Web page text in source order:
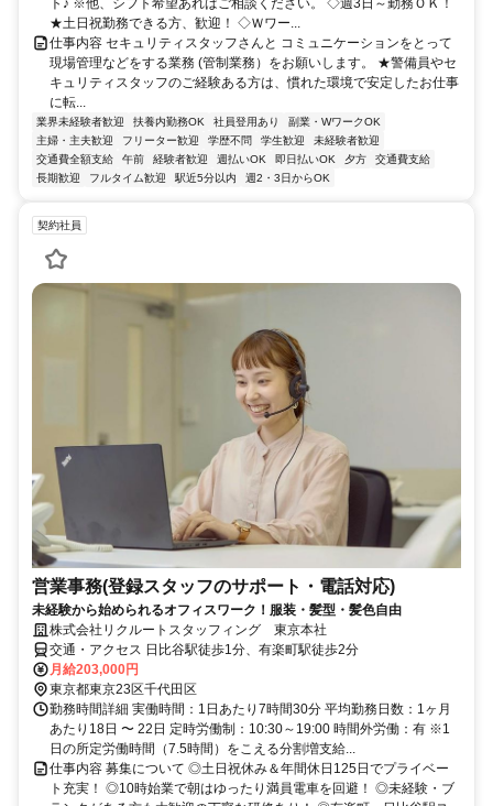
ト♪ ※他、シフト希望あればご相談ください。 ◇週3日～勤務ＯＫ！
★土日祝勤務できる方、歓迎！ ◇Ｗワー...
仕事内容 セキュリティスタッフさんと コミュニケーションをとって
現場管理などをする業務 (管制業務）をお願いします。 ★警備員やセ
キュリティスタッフのご経験ある方は、慣れた環境で安定したお仕事
に転...
業界未経験者歓迎 扶養内勤務OK 社員登用あり
副業・WワークOK
主婦・主夫歓迎
フリーター歓迎 学歴不問 学生歓迎
未経験者歓迎
交通費全額支給
午前 経験者歓迎 週払いOK 即日払いOK 夕方
交通費支給
長期歓迎
フルタイム歓迎 駅近5分以内 週2・3日からOK
契約社員
営業事務(登録スタッフのサポート・電話対応)
未経験から始められるオフィスワーク！服装・髪型・髪色自由
株式会社リクルートスタッフィング 東京本社
交通・アクセス 日比谷駅徒歩1分、有楽町駅徒歩2分
月給203,000円
東京都東京23区千代田区
勤務時間詳細 実働時間：1日あたり7時間30分 平均勤務日数：1ヶ月
あたり18日 〜 22日 定時労働制：10:30～19:00 時間外労働：有 ※1
日の所定労働時間（7.5時間）をこえる分割増支給...
仕事内容 募集について ◎土日祝休み＆年間休日125日でプライベー
ト充実！ ◎10時始業で朝はゆったり満員電車を回避！ ◎未経験・ブ